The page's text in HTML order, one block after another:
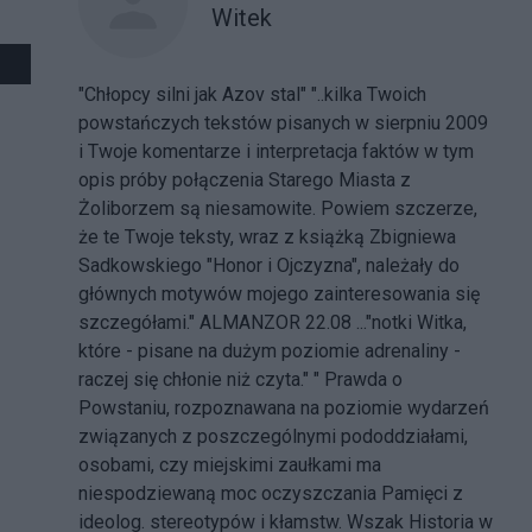
Witek
"Chłopcy silni jak Azov stal" "..kilka Twoich
powstańczych tekstów pisanych w sierpniu 2009
i Twoje komentarze i interpretacja faktów w tym
opis próby połączenia Starego Miasta z
Żoliborzem są niesamowite. Powiem szczerze,
że te Twoje teksty, wraz z książką Zbigniewa
Sadkowskiego "Honor i Ojczyzna", należały do
głównych motywów mojego zainteresowania się
szczegółami." ALMANZOR 22.08 ..."notki Witka,
które - pisane na dużym poziomie adrenaliny -
raczej się chłonie niż czyta." " Prawda o
Powstaniu, rozpoznawana na poziomie wydarzeń
związanych z poszczególnymi pododdziałami,
osobami, czy miejskimi zaułkami ma
niespodziewaną moc oczyszczania Pamięci z
ideolog. stereotypów i kłamstw. Wszak Historia w